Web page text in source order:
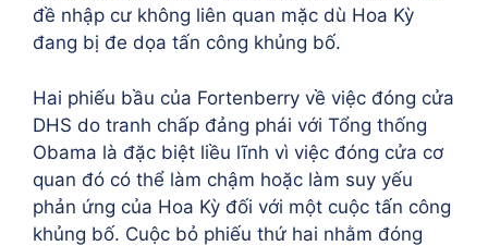
đề nhập cư không liên quan mặc dù Hoa Kỳ
đang bị đe dọa tấn công khủng bố.
Hai phiếu bầu của Fortenberry về việc đóng cửa
DHS do tranh chấp đảng phái với Tổng thống
Obama là đặc biệt liều lĩnh vì việc đóng cửa cơ
quan đó có thể làm chậm hoặc làm suy yếu
phản ứng của Hoa Kỳ đối với một cuộc tấn công
khủng bố. Cuộc bỏ phiếu thứ hai nhằm đóng